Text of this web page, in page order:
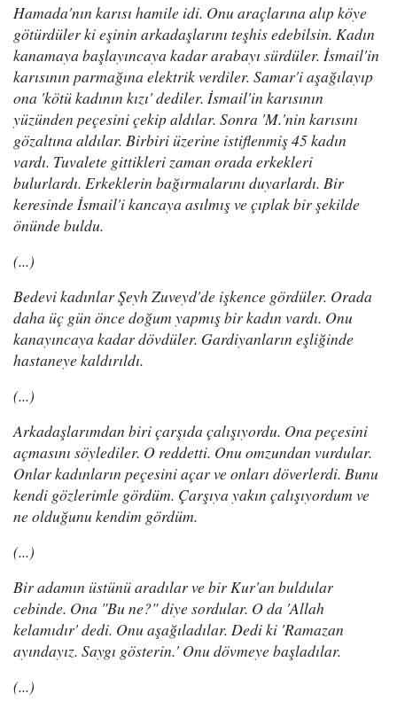
Hamada'nın karısı hamile idi. Onu araçlarına alıp köye
götürdüler ki eşinin arkadaşlarını teşhis edebilsin. Kadın
kanamaya başlayıncaya kadar arabayı sürdüler. İsmail'in
karısının parmağına elektrik verdiler. Samar'i aşağılayıp
ona 'kötü kadının kızı' dediler. İsmail'in karısının
yüzünden peçesini çekip aldılar. Sonra 'M.'nin karısını
gözaltına aldılar. Birbiri üzerine istiflenmiş 45 kadın
vardı. Tuvalete gittikleri zaman orada erkekleri
bulurlardı. Erkeklerin bağırmalarını duyarlardı. Bir
keresinde İsmail'i kancaya asılmış ve çıplak bir şekilde
önünde buldu.
(...)
Bedevi kadınlar Şeyh Zuveyd'de işkence gördüler. Orada
daha üç gün önce doğum yapmış bir kadın vardı. Onu
kanayıncaya kadar dövdüler. Gardiyanların eşliğinde
hastaneye kaldırıldı.
(...)
Arkadaşlarımdan biri çarşıda çalışıyordu. Ona peçesini
açmasını söylediler. O reddetti. Onu omzundan vurdular.
Onlar kadınların peçesini açar ve onları döverlerdi. Bunu
kendi gözlerimle gördüm. Çarşıya yakın çalışıyordum ve
ne olduğunu kendim gördüm.
(...)
Bir adamın üstünü aradılar ve bir Kur'an buldular
cebinde. Ona "Bu ne?" diye sordular. O da 'Allah
kelamıdır' dedi. Onu aşağıladılar. Dedi ki 'Ramazan
ayındayız. Saygı gösterin.' Onu dövmeye başladılar.
(...)